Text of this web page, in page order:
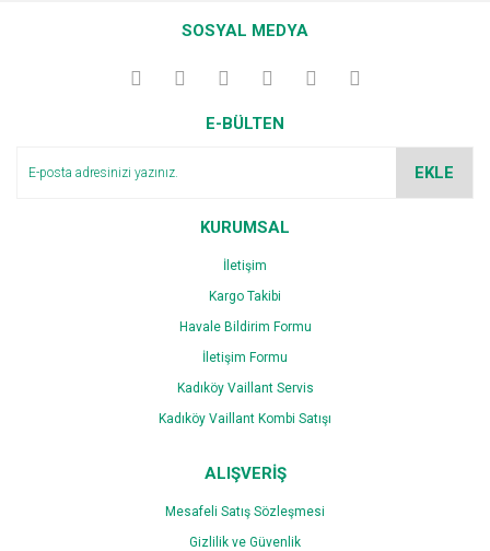
kullanarak tarafımıza iletebilirsiniz.
Görüş ve önerileriniz için teşekkür ederiz.
Ürün açıklamasında eksik bilgiler bulunuyor.
Bu ürüne benzer farklı alternatifler olmalı.
Gönder
SOSYAL MEDYA
E-BÜLTEN
EKLE
KURUMSAL
İletişim
Kargo Takibi
Havale Bildirim Formu
İletişim Formu
Kadıköy Vaillant Servis
Kadıköy Vaillant Kombi Satışı
ALIŞVERİŞ
Mesafeli Satış Sözleşmesi
Gizlilik ve Güvenlik